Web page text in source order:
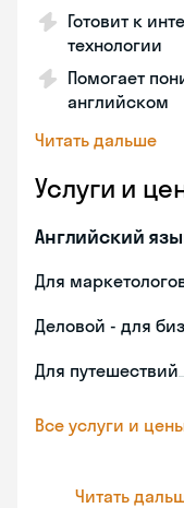
Готовит к
технологии
Помогает
английском
Читать дальше
Услуги и
Английский
Для
Деловой - для
Для путешествий
Все услуги и
Читать